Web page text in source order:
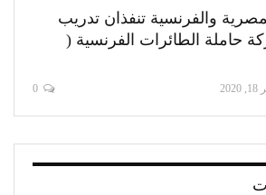
والفرنسية تنفذان تدريب
حاملة الطائرات الفرنسية (